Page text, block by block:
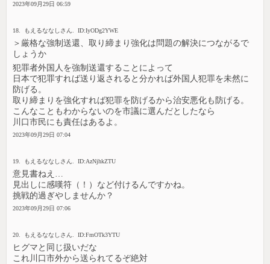
2023年09月29日 06:59
18. もえるななしさん. ID:IyODg2YWE
＞厳格な強制送還、取り締まり強化は問題の解決につながるで
しょうか
犯罪者外国人を強制送還することによって
日本で犯罪すれば送り返されると分かれば外国人犯罪を未然に
防げる。
取り締まりを強化すれば犯罪を防げるから治安悪化も防げる。
こんなこともわからないのを市議に選んだとしたなら
川口市民にも責任はあるよ。
2023年09月29日 07:04
19. もえるななしさん. ID:AzNjhkZTU
意見書ねえ…
見出しに感嘆符（！）など付けるんですかね。
挑戦的過ぎやしませんか？
2023年09月29日 07:06
20. もえるななしさん. ID:FmOTk3YTU
ヒグマと同じ扱いだな
これ川口市外から送られてるぞ絶対